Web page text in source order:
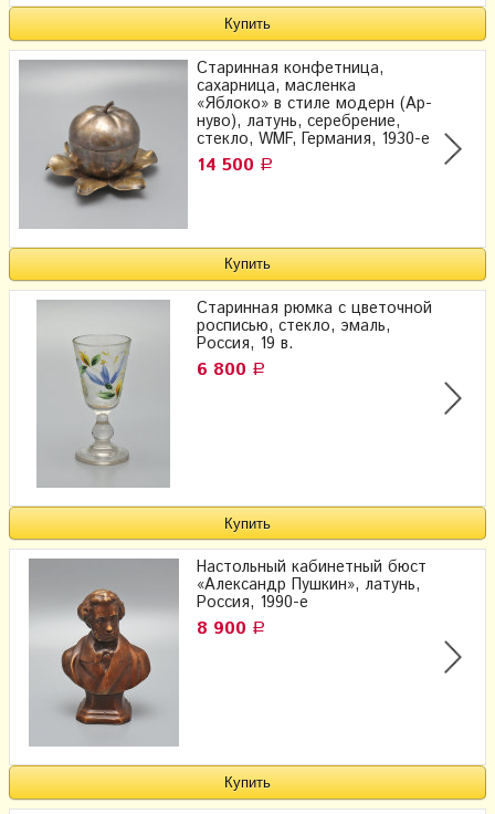
Старинная конфетница,
сахарница, масленка
«Яблоко» в стиле модерн (Ар-
нуво), латунь, серебрение,
стекло, WMF, Германия, 1930-е
14 500 Р
Старинная рюмка с цветочной
росписью, стекло, эмаль,
Россия, 19 в.
6 800 Р
Настольный кабинетный бюст
«Александр Пушкин», латунь,
Россия, 1990-е
8 900 Р